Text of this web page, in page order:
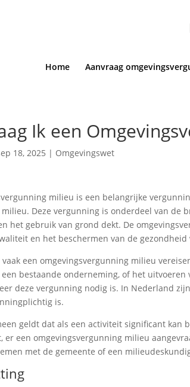
Home Aanvraag
Ik een
18, 2025 | Omgevingswet
milieu is een belangrijke
Deze vergunning is onderdeel van de
het gebruik van grond dekt. De
en het beschermen van de
een omgevingsvergunning milieu
bestaande onderneming, of het
deze vergunning nodig is. In Nederland
is.
geldt dat als een activiteit significant
er een omgevingsvergunning milieu
met de gemeente of een